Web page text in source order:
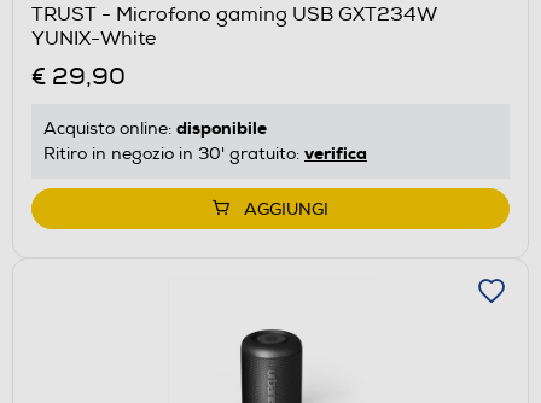
TRUST - Microfono gaming USB GXT234W
YUNIX-White
€ 29,90
Acquisto online: disponibile
Ritiro in negozio in 30' gratuito: verifica
AGGIUNGI